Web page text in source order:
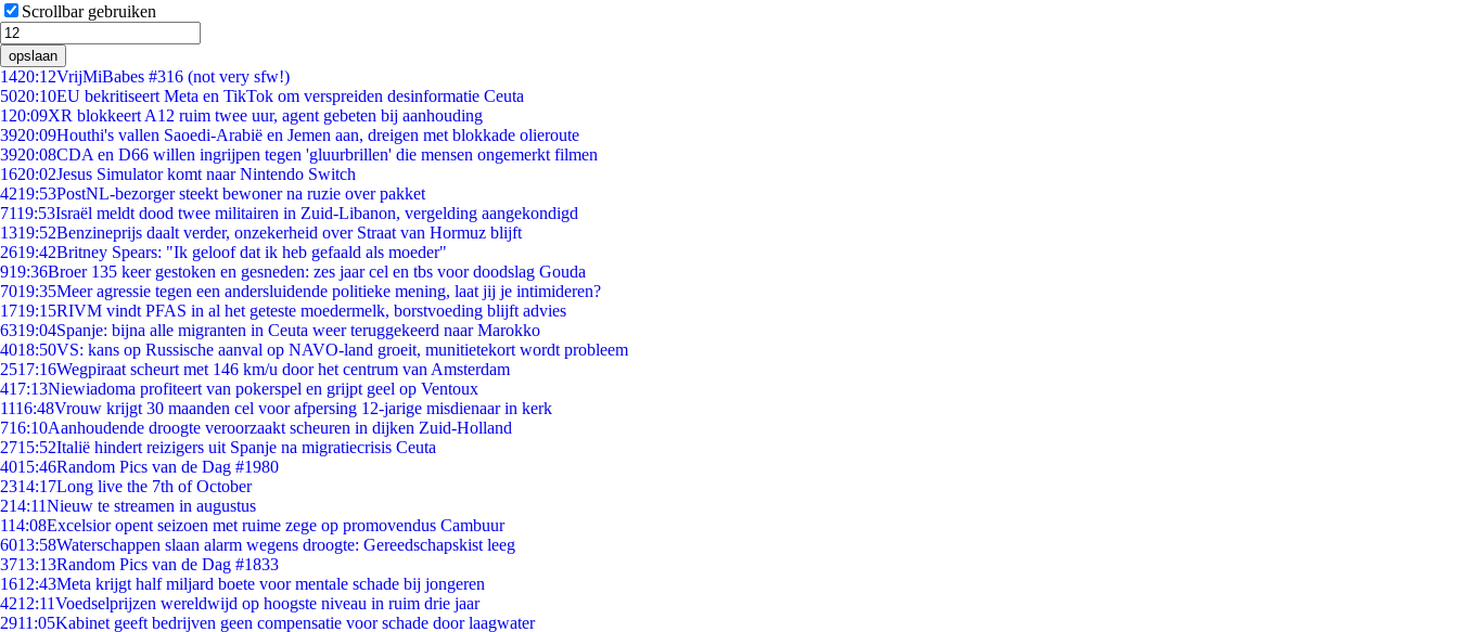
Scrollbar gebruiken
opslaan
1420:12VrijMiBabes #316 (not very sfw!)
5020:10EU bekritiseert Meta en TikTok om verspreiden desinformatie Ceuta
1 20:09XR blokkeert A12 ruim twee uur, agent gebeten bij aanhouding
3920:09Houthi's vallen Saoedi-Arabië en Jemen aan, dreigen met blokkade olieroute
3920:08CDA en D66 willen ingrijpen tegen 'gluurbrillen' die mensen ongemerkt filmen
1620:02Jesus Simulator komt naar Nintendo Switch
4219:53PostNL-bezorger steekt bewoner na ruzie over pakket
7119:53Israël meldt dood twee militairen in Zuid-Libanon, vergelding aangekondigd
1319:52Benzineprijs daalt verder, onzekerheid over Straat van Hormuz blijft
2619:42Britney Spears: "Ik geloof dat ik heb gefaald als moeder"
919:36Broer 135 keer gestoken en gesneden: zes jaar cel en tbs voor doodslag Gouda
7019:35Meer agressie tegen een andersluidende politieke mening, laat jij je intimideren?
1719:15RIVM vindt PFAS in al het geteste moedermelk, borstvoeding blijft advies
6319:04Spanje: bijna alle migranten in Ceuta weer teruggekeerd naar Marokko
4018:50VS: kans op Russische aanval op NAVO-land groeit, munitietekort wordt probleem
2517:16Wegpiraat scheurt met 146 km/u door het centrum van Amsterdam
417:13Niewiadoma profiteert van pokerspel en grijpt geel op Ventoux
1116:48Vrouw krijgt 30 maanden cel voor afpersing 12-jarige misdienaar in kerk
716:10Aanhoudende droogte veroorzaakt scheuren in dijken Zuid-Holland
2715:52Italië hindert reizigers uit Spanje na migratiecrisis Ceuta
4015:46Random Pics van de Dag #1980
2314:17Long live the 7th of October
214:11Nieuw te streamen in augustus
114:08Excelsior opent seizoen met ruime zege op promovendus Cambuur
6013:58Waterschappen slaan alarm wegens droogte: Gereedschapskist leeg
3713:13Random Pics van de Dag #1833
1612:43Meta krijgt half miljard boete voor mentale schade bij jongeren
4212:11Voedselprijzen wereldwijd op hoogste niveau in ruim drie jaar
2911:05Kabinet geeft bedrijven geen compensatie voor schade door laagwater